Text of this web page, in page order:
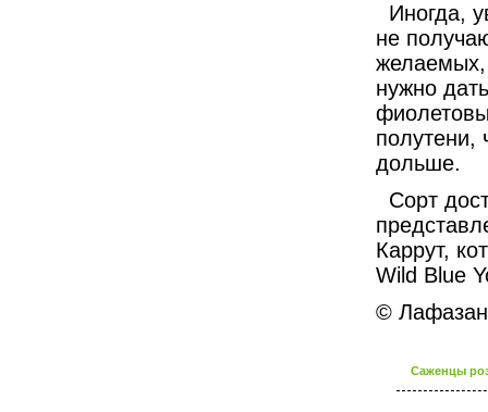
Иногда,
не
желаемых,
нужно
полутени,
дольше.
Сорт
Каррут,
Wild Blue
©
Саженцы